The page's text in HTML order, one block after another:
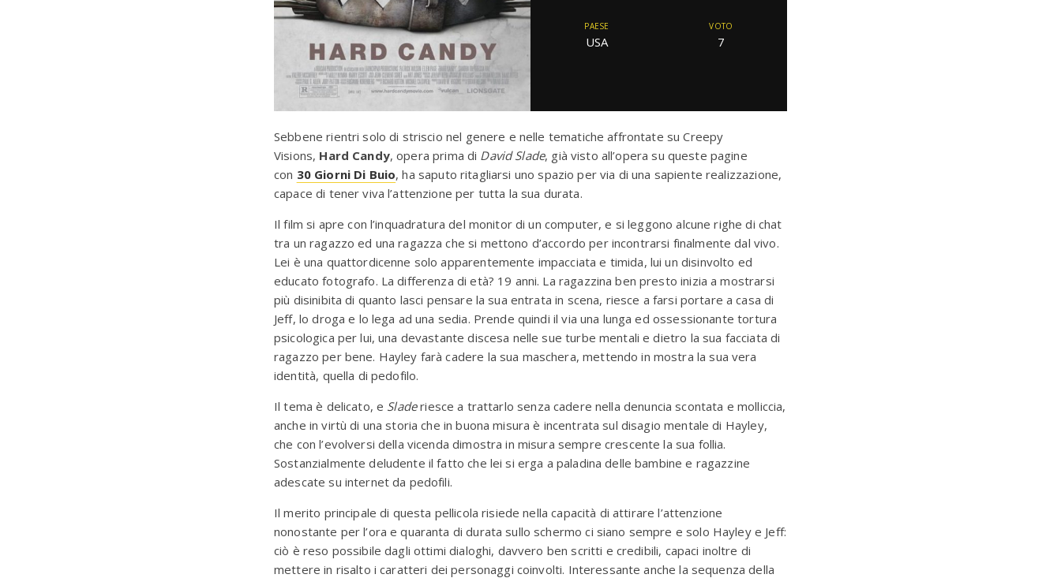
PAESE
USA
VOTO
7
Sebbene rientri solo di striscio nel genere e nelle tematiche affrontate su Creepy
Visions, Hard Candy, opera prima di David Slade, già visto all’opera su queste pagine
con 30 Giorni Di Buio, ha saputo ritagliarsi uno spazio per via di una sapiente realizzazione,
capace di tener viva l’attenzione per tutta la sua durata.
Il film si apre con l’inquadratura del monitor di un computer, e si leggono alcune righe di chat
tra un ragazzo ed una ragazza che si mettono d’accordo per incontrarsi finalmente dal vivo.
Lei è una quattordicenne solo apparentemente impacciata e timida, lui un disinvolto ed
educato fotografo. La differenza di età? 19 anni. La ragazzina ben presto inizia a mostrarsi
più disinibita di quanto lasci pensare la sua entrata in scena, riesce a farsi portare a casa di
Jeff, lo droga e lo lega ad una sedia. Prende quindi il via una lunga ed ossessionante tortura
psicologica per lui, una devastante discesa nelle sue turbe mentali e dietro la sua facciata di
ragazzo per bene. Hayley farà cadere la sua maschera, mettendo in mostra la sua vera
identità, quella di pedofilo.
Il tema è delicato, e Sladeriesce a trattarlo senza cadere nella denuncia scontata e molliccia,
anche in virtù di una storia che in buona misura è incentrata sul disagio mentale di Hayley,
che con l’evolversi della vicenda dimostra in misura sempre crescente la sua follia.
Sostanzialmente deludente il fatto che lei si erga a paladina delle bambine e ragazzine
adescate su internet da pedofili.
Il merito principale di questa pellicola risiede nella capacità di attirare l’attenzione
nonostante per l’ora e quaranta di durata sullo schermo ci siano sempre e solo Hayley e Jeff:
ciò è reso possibile dagli ottimi dialoghi, davvero ben scritti e credibili, capaci inoltre di
mettere in risalto i caratteri dei personaggi coinvolti. Interessante anche la sequenza della